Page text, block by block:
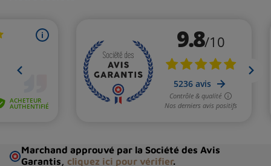
Marchand approuvé par la Société des Avis
Garantis, cliquez ici pour vérifier.